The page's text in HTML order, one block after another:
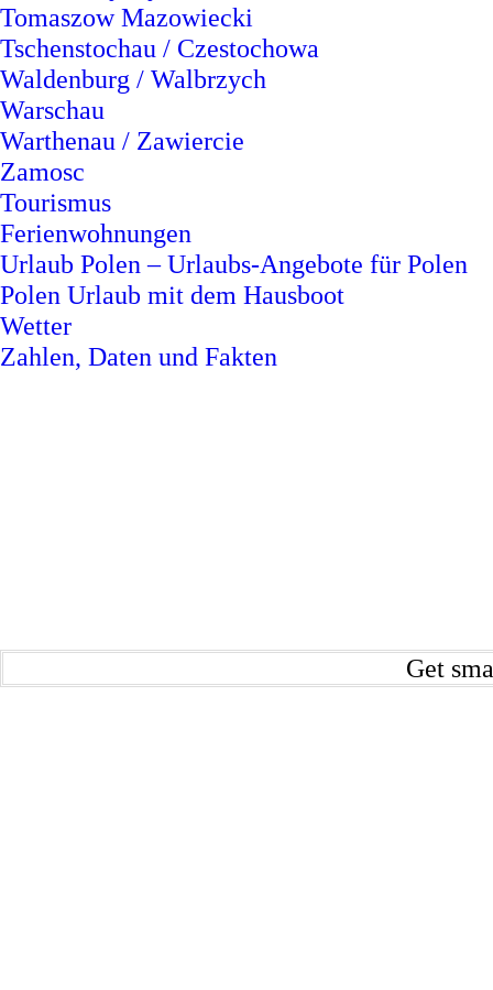
Tomaszow Mazowiecki
Tschenstochau / Czestochowa
Waldenburg / Walbrzych
Warschau
Warthenau / Zawiercie
Zamosc
Tourismus
Ferienwohnungen
Urlaub Polen – Urlaubs-Angebote für Polen
Polen Urlaub mit dem Hausboot
Wetter
Zahlen, Daten und Fakten
Get